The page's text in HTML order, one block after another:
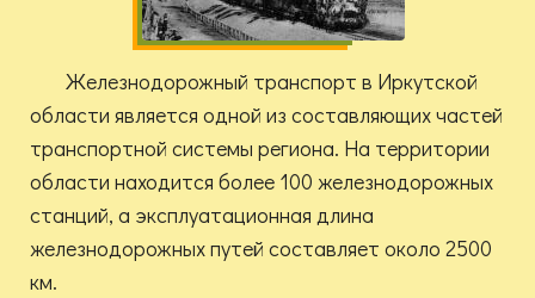
Железнодорожный транспорт в Иркутской
области является одной из составляющих частей
транспортной системы региона. На территории
области находится более 100 железнодорожных
станций, а эксплуатационная длина
железнодорожных путей составляет около 2500
км.